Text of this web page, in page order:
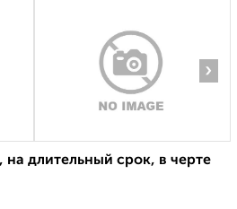
›
длительный срок, в черте